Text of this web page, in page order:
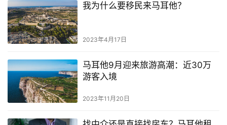
我为什么要移民来马耳他？
2023年4月17日
马耳他9月迎来旅游高潮：近30万
游客入境
2023年11月20日